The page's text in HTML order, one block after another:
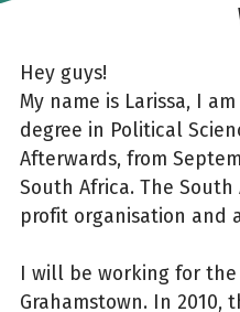
Hey guys!
My name is Larissa, I
degree in Political
Afterwards, from
South Africa. The South
profit organisation and
I will be working for the
Grahamstown. In 2010,